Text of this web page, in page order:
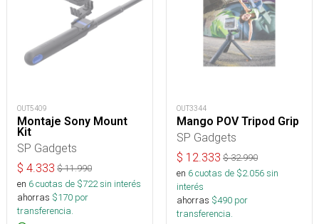
OUT5409
Montaje Sony Mount
Kit
SP Gadgets
$ 4.333 $11.990
en 6cuotas de $722sin interés
ahorras $170 por
transferencia.
OUT3344
Mango POV Tripod Grip
SP Gadgets
$ 12.333 $32.990
en 6cuotas de $2.056sin
interés
ahorras $490 por
transferencia.